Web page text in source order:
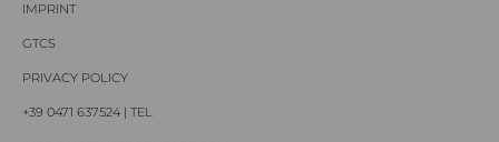
IMPRINT
GTCS
PRIVACY POLICY
+39 0471 637524 | TEL